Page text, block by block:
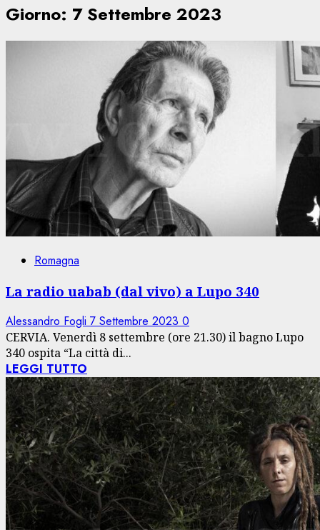
Giorno: 7 Settembre 2023
Romagna
La radio uabab (dal vivo) a Lupo 340
Alessandro Fogli 7 Settembre 2023 0
CERVIA. Venerdì 8 settembre (ore 21.30) il bagno Lupo
340 ospita “La città di...
LEGGI TUTTO